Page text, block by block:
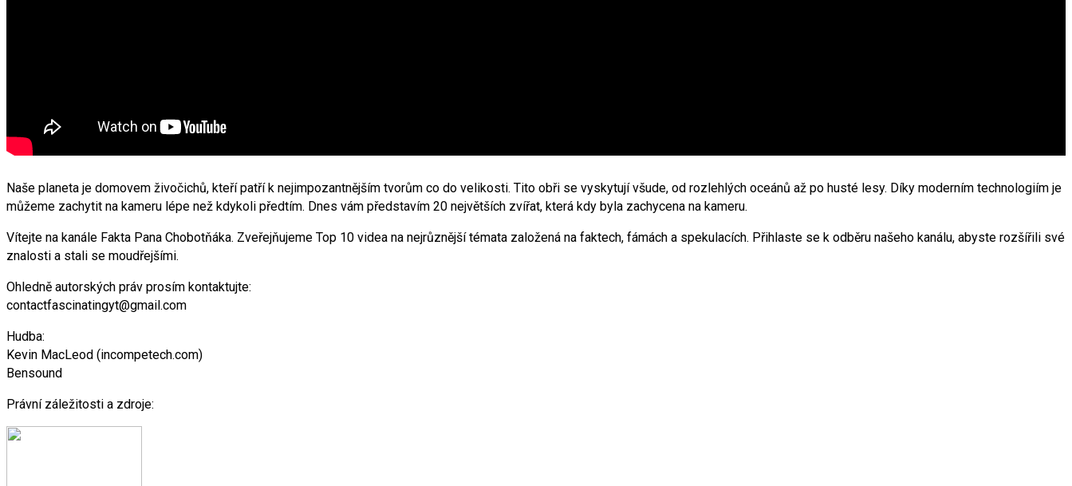
Naše planeta je domovem živočichů, kteří patří k nejimpozantnějším tvorům co do velikosti. Tito obři se vyskytují všude, od rozlehlých oceánů až po husté lesy. Díky moderním technologiím je
můžeme zachytit na kameru lépe než kdykoli předtím. Dnes vám představím 20 největších zvířat, která kdy byla zachycena na kameru.
Vítejte na kanále Fakta Pana Chobotňáka. Zveřejňujeme Top 10 videa na nejrůznější témata založená na faktech, fámách a spekulacích. Přihlaste se k odběru našeho kanálu, abyste rozšířili své
znalosti a stali se moudřejšími.
Ohledně autorských práv prosím kontaktujte:
contactfascinatingyt@gmail.com
Hudba:
Kevin MacLeod (incompetech.com)
Bensound
Právní záležitosti a zdroje: